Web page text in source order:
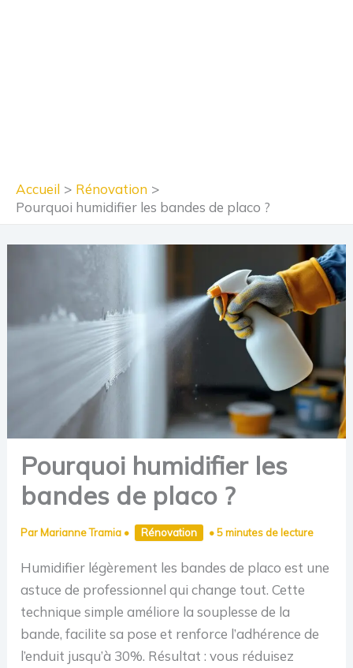
Accueil
Rénovation
Pourquoi humidifier les bandes de placo ?
Pourquoi humidifier les
bandes de placo ?
Par Marianne Tramia • Rénovation •5 minutes de lecture
Humidifier légèrement les bandes de placo est une
astuce de professionnel qui change tout. Cette
technique simple améliore la souplesse de la
bande, facilite sa pose et renforce l’adhérence de
l’enduit jusqu’à 30%. Résultat : vous réduisez